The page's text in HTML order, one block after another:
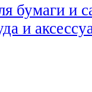
бумаги и
и